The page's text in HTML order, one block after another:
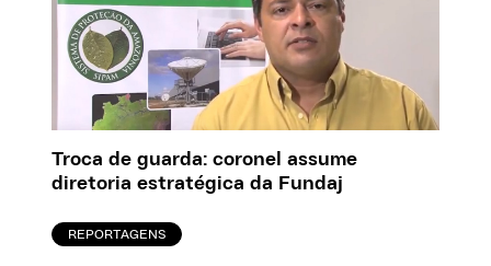
Troca de guarda: coronel assume
diretoria estratégica da Fundaj
REPORTAGENS